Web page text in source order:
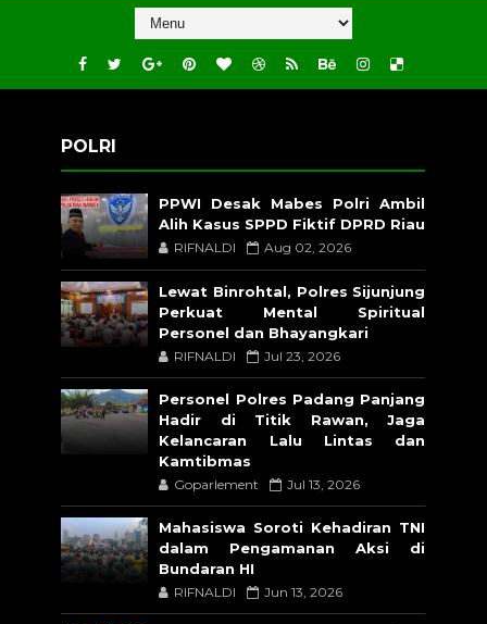
POLRI
PPWI Desak Mabes Polri Ambil
Alih Kasus SPPD Fiktif DPRD Riau
RIFNALDI Aug 02, 2026
Lewat Binrohtal, Polres Sijunjung
Perkuat Mental Spiritual
Personel dan Bhayangkari
RIFNALDI Jul 23, 2026
Personel Polres Padang Panjang
Hadir di Titik Rawan, Jaga
Kelancaran Lalu Lintas dan
Kamtibmas
Goparlement Jul 13, 2026
Mahasiswa Soroti Kehadiran TNI
dalam Pengamanan Aksi di
Bundaran HI
RIFNALDI Jun 13, 2026